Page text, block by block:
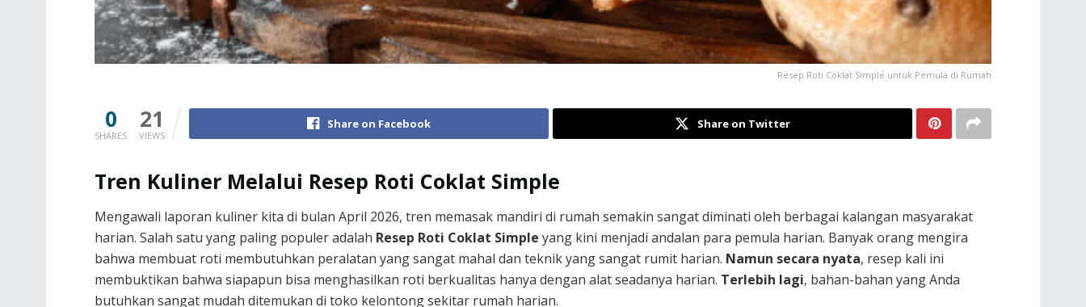
Resep Roti Coklat Simple untuk Pemula di Rumah
0
SHARES
21
VIEWS
Share on Facebook Share on Twitter
Tren Kuliner Melalui Resep Roti Coklat Simple
Mengawali laporan kuliner kita di bulan April 2026, tren memasak mandiri di rumah semakin sangat diminati oleh berbagai kalangan masyarakat
harian. Salah satu yang paling populer adalah Resep Roti Coklat Simple yang kini menjadi andalan para pemula harian. Banyak orang mengira
bahwa membuat roti membutuhkan peralatan yang sangat mahal dan teknik yang sangat rumit harian. Namun secara nyata, resep kali ini
membuktikan bahwa siapapun bisa menghasilkan roti berkualitas hanya dengan alat seadanya harian. Terlebih lagi, bahan-bahan yang Anda
butuhkan sangat mudah ditemukan di toko kelontong sekitar rumah harian.